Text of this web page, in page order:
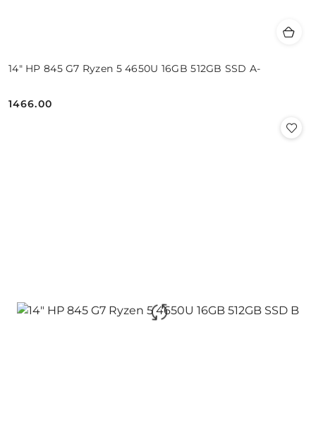
14" HP 845 G7 Ryzen 5 4650U 16GB 512GB SSD A-
Cena:
1466.00